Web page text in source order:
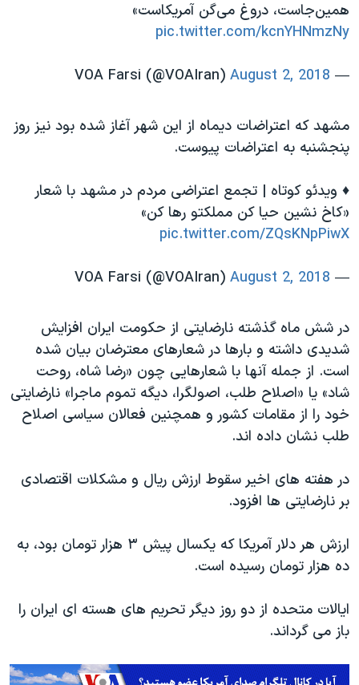
همین‌جاست، دروغ می‌گن آمریکاست»
pic.twitter.com/kcnYHNmzNy
— VOA Farsi (@VOAIran)
August 2, 2018
مشهد که اعتراضات دیماه از این شهر آغاز شده بود نیز روز
پنجشنبه به اعتراضات پیوست.
♦️ ویدئو کوتاه | تجمع اعتراضی مردم در مشهد با شعار
«کاخ نشین حیا کن مملکتو رها کن»
pic.twitter.com/ZQsKNpPiwX
— VOA Farsi (@VOAIran)
August 2, 2018
در شش ماه گذشته نارضایتی از حکومت ایران افزایش
شدیدی داشته و بارها در شعارهای معترضان بیان شده
است. از جمله آنها با شعارهایی چون «رضا شاه، روحت
شاد» یا «اصلاح طلب، اصولگرا، دیگه تموم ماجرا» نارضایتی
خود را از مقامات کشور و همچنین فعالان سیاسی اصلاح
طلب نشان داده اند.
در هفته های اخیر سقوط ارزش ریال و مشکلات اقتصادی
بر نارضایتی ها افزود.
ارزش هر دلار آمریکا که یکسال پیش ۳ هزار تومان بود، به
ده هزار تومان رسیده است.
ایالات متحده از دو روز دیگر تحریم های هسته ای ایران را
باز می گرداند.